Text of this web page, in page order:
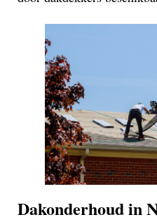
Dakonderhoud in